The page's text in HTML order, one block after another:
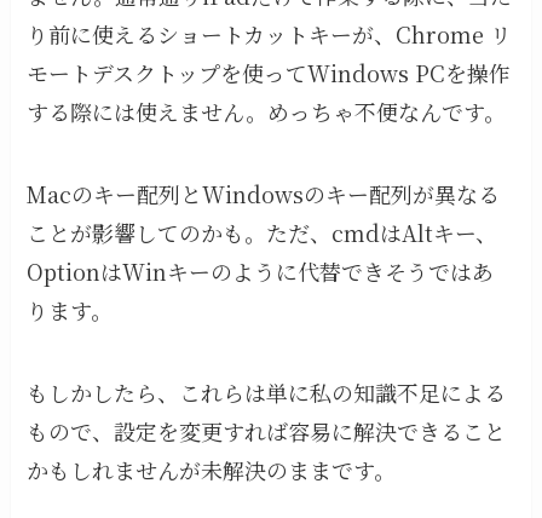
り前に使えるショートカットキーが、Chrome リ
モートデスクトップを使ってWindows PCを操作
する際には使えません。めっちゃ不便なんです。
Macのキー配列とWindowsのキー配列が異なる
ことが影響してのかも。ただ、cmdはAltキー、
OptionはWinキーのように代替できそうではあ
ります。
もしかしたら、これらは単に私の知識不足による
もので、設定を変更すれば容易に解決できること
かもしれませんが未解決のままです。